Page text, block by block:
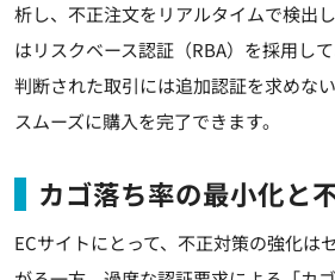
析し、不正注文をリアルタイムで検出
はリスクベース認証（RBA）を採用し
判断された取引には追加認証を求めな
スムーズに購入を完了できます。
カゴ落ち率の最小化と
ECサイトにとって、不正対策の強化は